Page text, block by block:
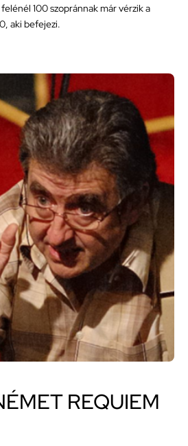
100 szopránnak már vérzik a
aki befejezi.
REQUIEM